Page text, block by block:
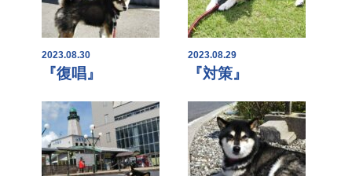
2023.08.30
『復唱』
2023.08.29
『対策』